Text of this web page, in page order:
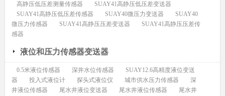
高静压低压差测量传感器
SUAY41高静压低压差变送器
SUAY41高静压低压差传感器
SUAY40微压力变送器
SUAY40
微压力传感器
SUAY41高静压压差变送器
SUAY41高静压压差传
感器
液位和压力传感器变送器
0.5米液位传感器 深井水位传感器
SUAY12.6高精度液位变送
器
投入式液位计 探头式液位仪 城市供水压力传感器
深
井液位传感器
尾水井液位变送器 尾水井液位传感器
尾水井